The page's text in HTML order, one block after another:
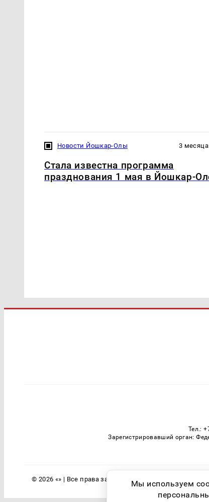
Новости Йошкар-Олы 3
Стала известна программа
празднования 1 мая в Йошкар-
Тел.:
Зарегистрировавший орган:
© 2026 «» | Все права защищеныМы используем